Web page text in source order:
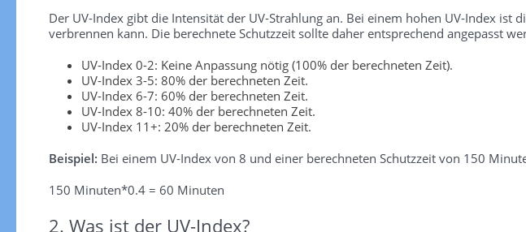
Der UV-Index gibt die Intensität der UV-Strahlung an. Bei einem hohen UV-Index ist
verbrennen kann. Die berechnete Schutzzeit sollte daher entsprechend angepasst
UV-Index 0-2: Keine Anpassung nötig (100% der berechneten Zeit).
UV-Index 3-5: 80% der berechneten Zeit.
UV-Index 6-7: 60% der berechneten Zeit.
UV-Index 8-10: 40% der berechneten Zeit.
UV-Index 11+: 20% der berechneten Zeit.
Beispiel: Bei einem UV-Index von 8 und einer berechneten Schutzzeit von 150
150 Minuten*0.4 = 60 Minuten
2. Was ist der UV-Index?